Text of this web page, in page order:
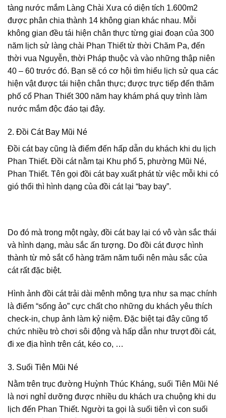
tàng nước mắm Làng Chài Xưa có diện tích 1.600m2
được phân chia thành 14 không gian khác nhau. Mỗi
không gian đều tái hiện chân thực từng giai đoạn của 300
năm lịch sử làng chài Phan Thiết từ thời Chăm Pa, đến
thời vua Nguyễn, thời Pháp thuộc và vào những thập niên
40 – 60 trước đó. Bạn sẽ có cơ hội tìm hiểu lịch sử qua các
hiện vật được tái hiện chân thực; được trực tiếp đến thăm
phố cổ Phan Thiết 300 năm hay khám phá quy trình làm
nước mắm độc đáo tại đây.
2. Đồi Cát Bay Mũi Né
Đồi cát bay cũng là điểm đến hấp dẫn du khách khi du lịch
Phan Thiết. Đồi cát nằm tại Khu phố 5, phường Mũi Né,
Phan Thiết. Tên gọi đồi cát bay xuất phát từ việc mỗi khi có
gió thổi thì hình dạng của đồi cát lại “bay bay”.
Do đó mà trong một ngày, đồi cát bay lại có vô vàn sắc thái
và hình dạng, màu sắc ấn tượng. Do đồi cát được hình
thành từ mỏ sắt cổ hàng trăm năm tuổi nên màu sắc của
cát rất đặc biệt.
Hình ảnh đồi cát trải dài mênh mông tựa như sa mạc chính
là điểm “sống ảo” cực chất cho những du khách yêu thích
check-in, chụp ảnh làm kỷ niệm. Đặc biệt tại đây cũng tổ
chức nhiều trò chơi sôi động và hấp dẫn như trượt đồi cát,
đi xe địa hình trên cát, kéo co, …
3. Suối Tiên Mũi Né
Nằm trên trục đường Huỳnh Thúc Kháng, suối Tiên Mũi Né
là nơi nghỉ dưỡng được nhiều du khách ưa chuộng khi du
lịch đến Phan Thiết. Người ta gọi là suối tiên vì con suối